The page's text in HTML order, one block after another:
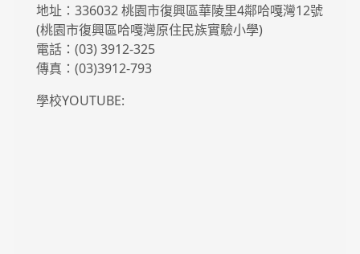
地址：336032 桃園市復興區華陵里4鄰哈嘎灣12號
(桃園市復興區哈嘎灣原住民族實驗小學)
電話：(03) 3912-325
傳真：(03)3912-793
學校YOUTUBE: